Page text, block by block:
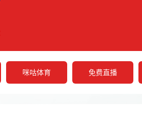
咪咕体育 免费直播